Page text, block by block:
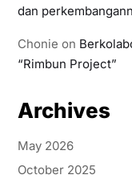
dan
Chonie on
“Rimbun Project”
Archives
May 2026
October 2025